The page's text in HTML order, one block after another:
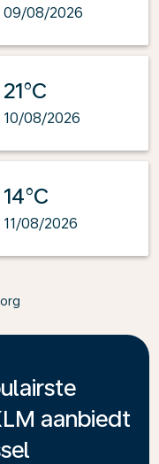
09/08/2026
21°C
10/08/2026
14°C
11/08/2026
aanbiedt